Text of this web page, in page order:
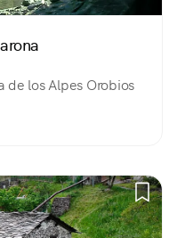
de los Alpes Orobios